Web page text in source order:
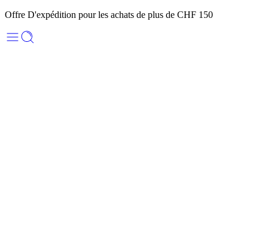
Offre D'expédition pour les achats de plus de CHF 150